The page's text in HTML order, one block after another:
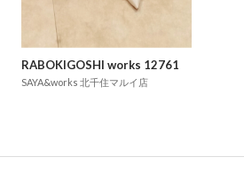
RABOKIGOSHI works 12761
SAYA&works 北千住マルイ店